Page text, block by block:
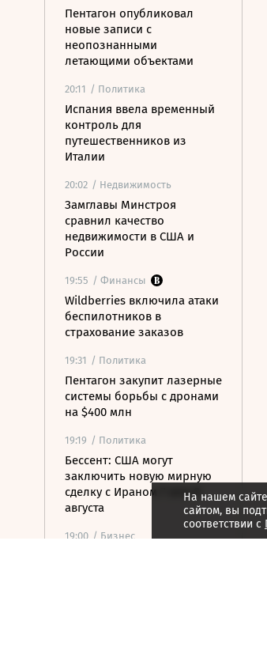
Пентагон опубликовал
новые записи с
неопознанными
летающими объектами
20:11 / Политика
Испания ввела временный
контроль для
путешественников из
Италии
20:02 / Недвижимость
Замглавы Минстроя
сравнил качество
недвижимости в США и
России
19:55 / Финансы
Wildberries включила атаки
беспилотников в
страхование заказов
19:31 / Политика
Пентагон закупит лазерные
системы борьбы с дронами
на $400 млн
19:19 / Политика
Бессент: США могут
заключить новую мирную
сделку с Ираном 7 или 8
августа
19:00 / Бизнес
На нашем
сайтом, вы
соответствии с